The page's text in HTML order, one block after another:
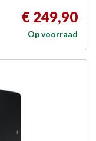
€ 249,90
Op voorraad